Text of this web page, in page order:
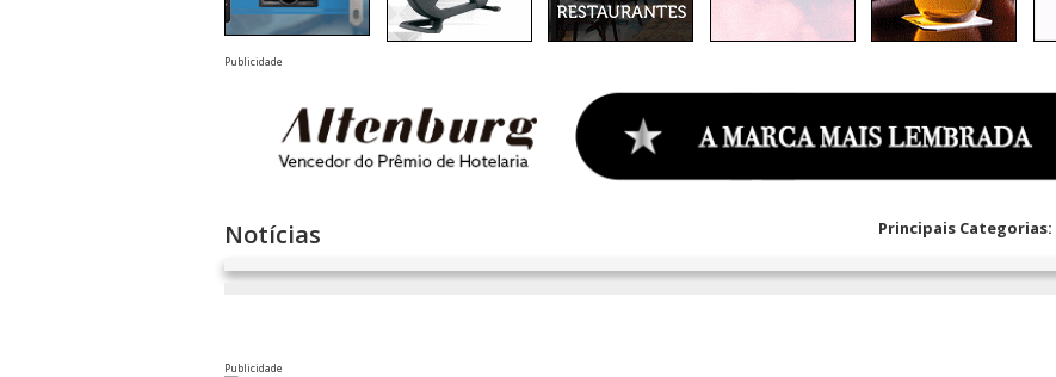
Publicidade
Notícias Principais Categorias:
Publicidade